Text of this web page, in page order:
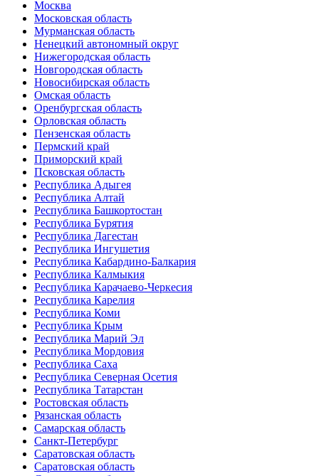
Москва
Московская область
Мурманская область
Ненецкий автономный округ
Нижегородская область
Новгородская область
Новосибирская область
Омская область
Оренбургская область
Орловская область
Пензенская область
Пермский край
Приморский край
Псковская область
Республика Адыгея
Республика Алтай
Республика Башкортостан
Республика Бурятия
Республика Дагестан
Республика Ингушетия
Республика Кабардино-Балкария
Республика Калмыкия
Республика Карачаево-Черкесия
Республика Карелия
Республика Коми
Республика Крым
Республика Марий Эл
Республика Мордовия
Республика Саха
Республика Северная Осетия
Республика Татарстан
Ростовская область
Рязанская область
Самарская область
Санкт-Петербург
Саратовская область
Саратовская область